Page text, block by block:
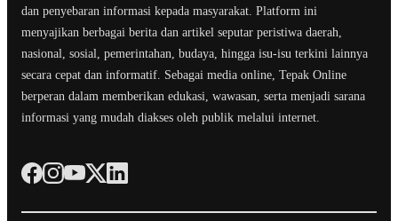
dan penyebaran informasi kepada masyarakat. Platform ini
menyajikan berbagai berita dan artikel seputar peristiwa daerah,
nasional, sosial, pemerintahan, budaya, hingga isu-isu terkini lainnya
secara cepat dan informatif. Sebagai media online, Tepak Online
berperan dalam memberikan edukasi, wawasan, serta menjadi sarana
informasi yang mudah diakses oleh publik melalui internet.